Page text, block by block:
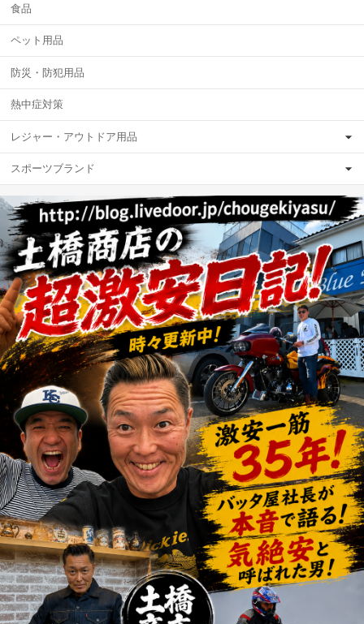
食品
ペット用品
防災・防犯用品
熱中症対策
レジャー・アウトドア用品
スポーツブランド